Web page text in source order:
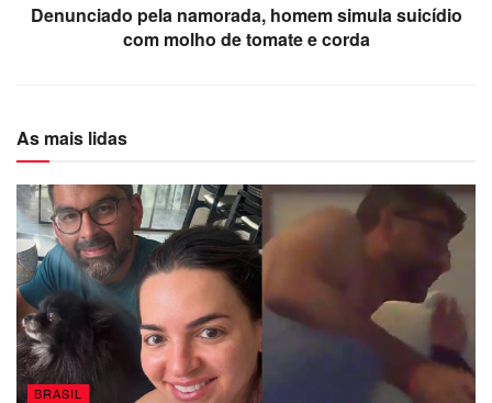
Denunciado pela namorada, homem simula suicídio
com molho de tomate e corda
As mais lidas
BRASIL